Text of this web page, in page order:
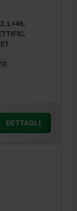
L=46,
DETTAGLI